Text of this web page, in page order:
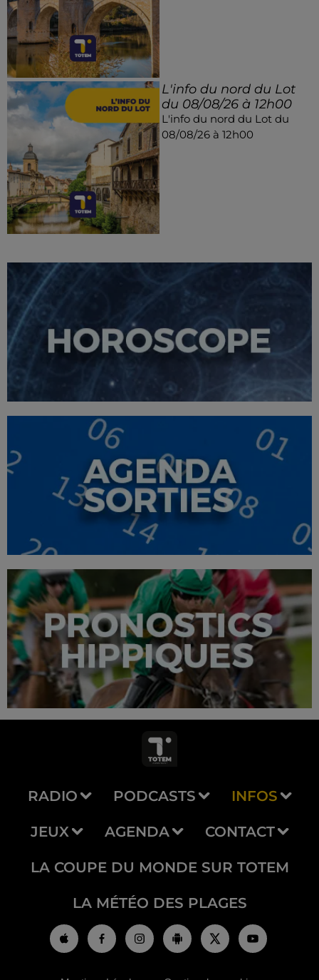
L'info du nord du Lot
du 08/08/26 à 12h00
L'info du nord du Lot du
08/08/26 à 12h00
RADIO PODCASTS INFOS
JEUX AGENDA CONTACT
LA COUPE DU MONDE SUR TOTEM
LA MÉTÉO DES PLAGES